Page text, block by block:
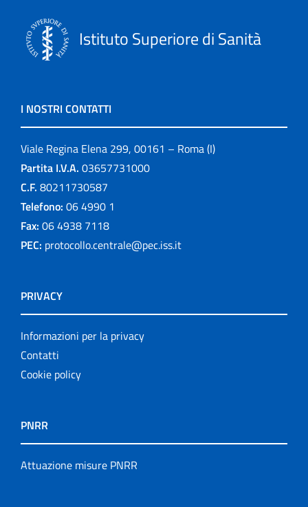
Istituto Superiore di Sanità
I NOSTRI CONTATTI
Viale Regina Elena 299, 00161 – Roma (I)
Partita I.V.A. 03657731000
C.F. 80211730587
Telefono: 06 4990 1
Fax: 06 4938 7118
PEC: protocollo.centrale@pec.iss.it
PRIVACY
Informazioni per la privacy
Contatti
Cookie policy
PNRR
Attuazione misure PNRR